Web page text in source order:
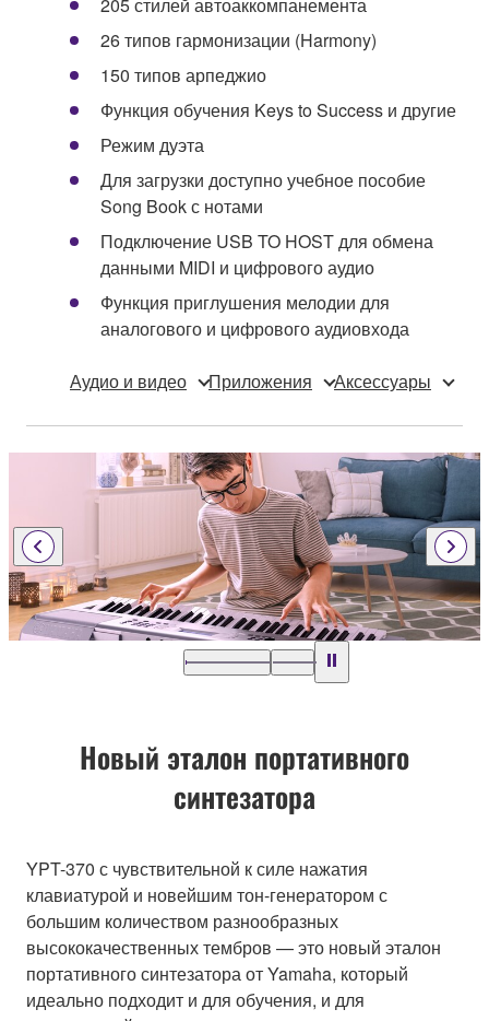
26 типов гармонизации (Harmony)
150 типов арпеджио
Функция обучения Keys to Success и другие
Режим дуэта
Для загрузки доступно учебное пособие
Song Book с нотами
Подключение USB TO HOST для обмена
данными MIDI и цифрового аудио
Функция приглушения мелодии для
аналогового и цифрового аудиовхода
Аудио и видео Приложения Аксессуары
Новый эталон портативного
синтезатора
YPT-370 с чувствительной к силе нажатия
клавиатурой и новейшим тон-генератором с
большим количеством разнообразных
высококачественных тембров — это новый эталон
портативного синтезатора от Yamaha, который
идеально подходит и для обучения, и для